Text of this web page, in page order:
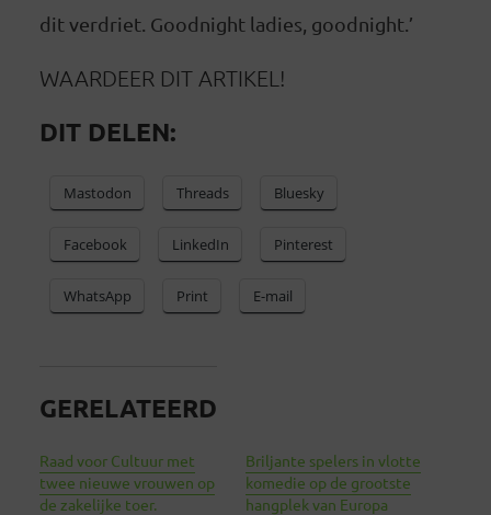
dit verdriet. Goodnight ladies, goodnight.’
WAARDEER DIT ARTIKEL!
DIT DELEN:
Mastodon Threads Bluesky
Facebook LinkedIn Pinterest
WhatsApp Print E-mail
GERELATEERD
Raad voor Cultuur met
twee nieuwe vrouwen op
de zakelijke toer.
Briljante spelers in vlotte
komedie op de grootste
hangplek van Europa